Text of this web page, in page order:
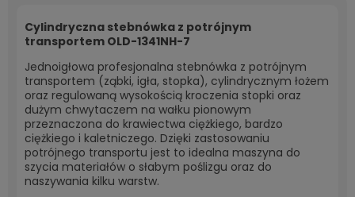
Cylindryczna stebnówka z potrójnym
transportem OLD-1341NH-7
Jednoigłowa profesjonalna stebnówka z potrójnym
transportem (ząbki, igła, stopka), cylindrycznym łożem
oraz regulowaną wysokością kroczenia stopki oraz
dużym chwytaczem na wałku pionowym
przeznaczona do krawiectwa ciężkiego, bardzo
ciężkiego i kaletniczego. Dzięki zastosowaniu
potrójnego transportu jest to idealna maszyna do
szycia materiałów o słabym poślizgu oraz do
naszywania kilku warstw.